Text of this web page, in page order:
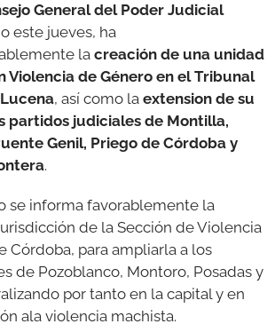
General del Poder Judicial
este jueves, ha
la creación de una unidad
Violencia de Género en el Tribunal
, así como la extension de su
partidos judiciales de Montilla,
Genil, Priego de Córdoba y
.
se informa favorablemente la
de la Sección de Violencia
Córdoba, para ampliarla a los
de Pozoblanco, Montoro, Posadas y
por tanto en la capital y en
ala violencia machista.